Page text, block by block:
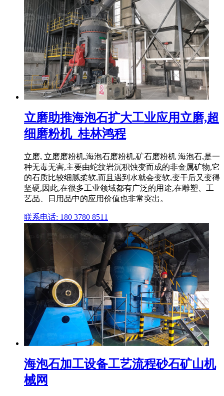
立磨助推海泡石扩大工业应用立磨,超
细磨粉机_桂林鸿程
立磨, 立磨磨粉机,海泡石磨粉机,矿石磨粉机 海泡石,是一
种无毒无害,主要由蛇纹岩沉积蚀变而成的非金属矿物,它
的石质比较细腻柔软,而且遇到水就会变软,变干后又变得
坚硬,因此,在很多工业领域都有广泛的用途,在雕塑、工
艺品、日用品中的应用价值也非常突出。
联系电话: 180 3780 8511
海泡石加工设备工艺流程砂石矿山机
械网